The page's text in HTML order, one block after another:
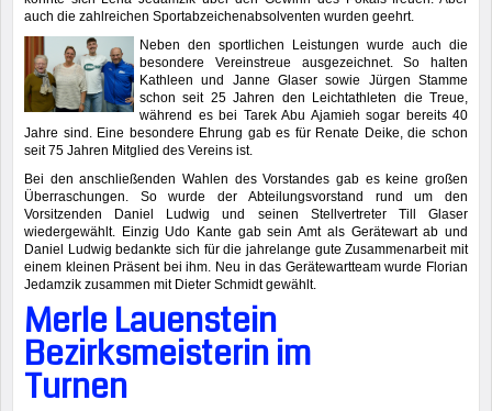
auch die zahlreichen Sportabzeichenabsolventen wurden geehrt.
Neben den sportlichen Leistungen wurde auch die
besondere Vereinstreue ausgezeichnet. So halten
Kathleen und Janne Glaser sowie Jürgen Stamme
schon seit 25 Jahren den Leichtathleten die Treue,
während es bei Tarek Abu Ajamieh sogar bereits 40
Jahre sind. Eine besondere Ehrung gab es für Renate Deike, die schon
seit 75 Jahren Mitglied des Vereins ist.
Bei den anschließenden Wahlen des Vorstandes gab es keine großen
Überraschungen. So wurde der Abteilungsvorstand rund um den
Vorsitzenden Daniel Ludwig und seinen Stellvertreter Till Glaser
wiedergewählt. Einzig Udo Kante gab sein Amt als Gerätewart ab und
Daniel Ludwig bedankte sich für die jahrelange gute Zusammenarbeit mit
einem kleinen Präsent bei ihm. Neu in das Gerätewartteam wurde Florian
Jedamzik zusammen mit Dieter Schmidt gewählt.
Merle Lauenstein
Bezirksmeisterin im
Turnen